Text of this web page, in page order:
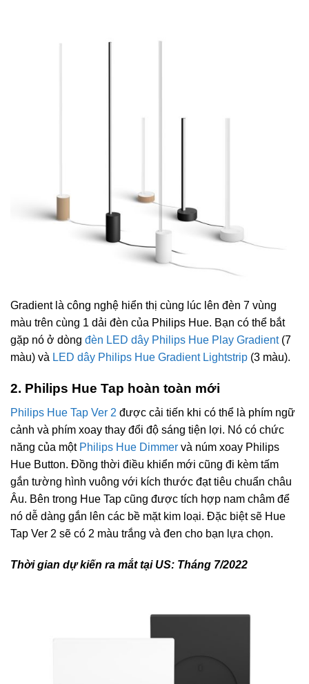
Gradient là công nghệ hiển thị cùng lúc lên đèn 7 vùng
màu trên cùng 1 dải đèn của Philips Hue. Bạn có thể bắt
gặp nó ở dòng đèn LED dây Philips Hue Play Gradient(7
màu) và LED dây Philips Hue Gradient Lightstrip (3 màu).
2. Philips Hue Tap hoàn toàn mới
Philips Hue Tap Ver 2 được cải tiến khi có thể là phím ngữ
cảnh và phím xoay thay đổi độ sáng tiện lợi. Nó có chức
năng của một Philips Hue Dimmer và núm xoay Philips
Hue Button. Đồng thời điều khiển mới cũng đi kèm tấm
gắn tường hình vuông với kích thước đạt tiêu chuẩn châu
Âu. Bên trong Hue Tap cũng được tích hợp nam châm để
nó dễ dàng gắn lên các bề mặt kim loại. Đặc biệt sẽ Hue
Tap Ver 2 sẽ có 2 màu trắng và đen cho bạn lựa chọn.
Thời gian dự kiến ra mắt tại US: Tháng 7/2022